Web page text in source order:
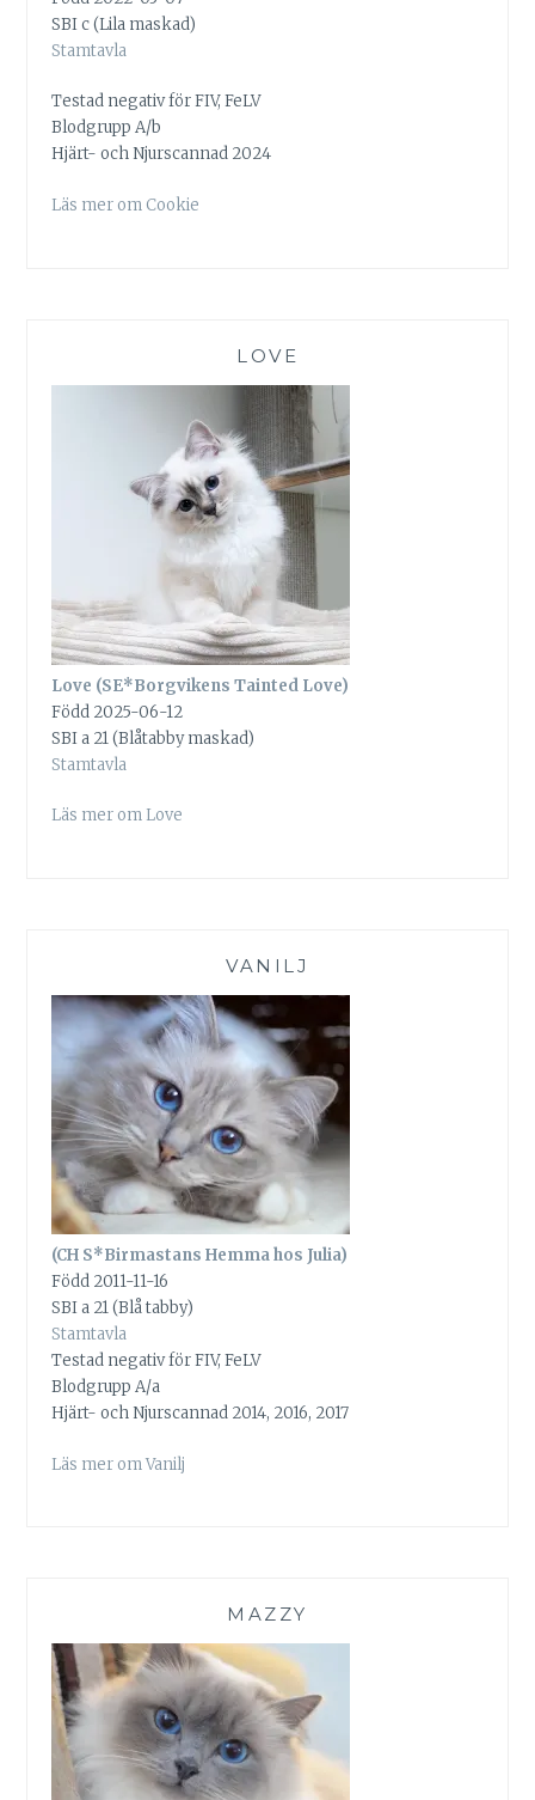
SBI c (Lila maskad)
Stamtavla
Testad negativ för FIV, FeLV
Blodgrupp A/b
Hjärt- och Njurscannad 2024
Läs mer om Cookie
LOVE
Love (SE*Borgvikens Tainted Love)
Född 2025-06-12
SBI a 21 (Blåtabby maskad)
Stamtavla
Läs mer om Love
VANILJ
(CH S*Birmastans Hemma hos Julia)
Född 2011-11-16
SBI a 21 (Blå tabby)
Stamtavla
Testad negativ för FIV, FeLV
Blodgrupp A/a
Hjärt- och Njurscannad 2014, 2016, 2017
Läs mer om Vanilj
MAZZY